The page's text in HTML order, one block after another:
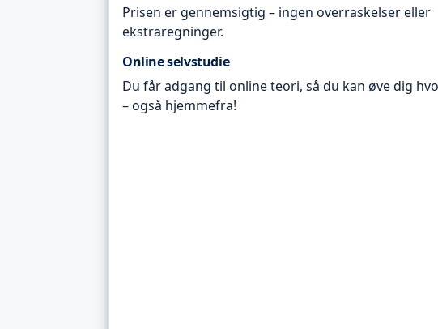
Prisen er gennemsigtig – ingen overraskelser eller
ekstraregninger.
Online selvstudie
Du får adgang til online teori, så du kan øve dig
– også hjemmefra!